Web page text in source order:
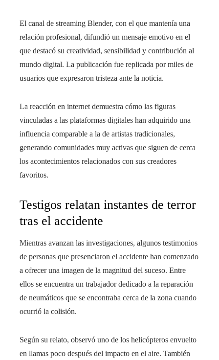
El canal de streaming Blender, con el que mantenía una
relación profesional, difundió un mensaje emotivo en el
que destacó su creatividad, sensibilidad y contribución al
mundo digital. La publicación fue replicada por miles de
usuarios que expresaron tristeza ante la noticia.
La reacción en internet demuestra cómo las figuras
vinculadas a las plataformas digitales han adquirido una
influencia comparable a la de artistas tradicionales,
generando comunidades muy activas que siguen de cerca
los acontecimientos relacionados con sus creadores
favoritos.
Testigos relatan instantes de terror
tras el accidente
Mientras avanzan las investigaciones, algunos testimonios
de personas que presenciaron el accidente han comenzado
a ofrecer una imagen de la magnitud del suceso. Entre
ellos se encuentra un trabajador dedicado a la reparación
de neumáticos que se encontraba cerca de la zona cuando
ocurrió la colisión.
Según su relato, observó uno de los helicópteros envuelto
en llamas poco después del impacto en el aire. También